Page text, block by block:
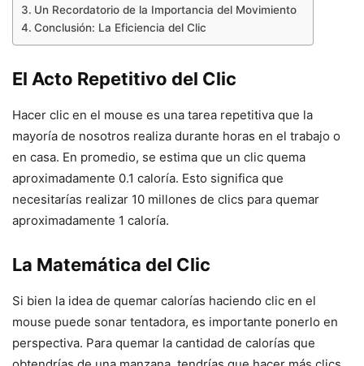
Un Recordatorio de la Importancia del Movimiento
Conclusión: La Eficiencia del Clic
El Acto Repetitivo del Clic
Hacer clic en el mouse es una tarea repetitiva que la
mayoría de nosotros realiza durante horas en el trabajo o
en casa. En promedio, se estima que un clic quema
aproximadamente 0.1 caloría. Esto significa que
necesitarías realizar 10 millones de clics para quemar
aproximadamente 1 caloría.
La Matemática del Clic
Si bien la idea de quemar calorías haciendo clic en el
mouse puede sonar tentadora, es importante ponerlo en
perspectiva. Para quemar la cantidad de calorías que